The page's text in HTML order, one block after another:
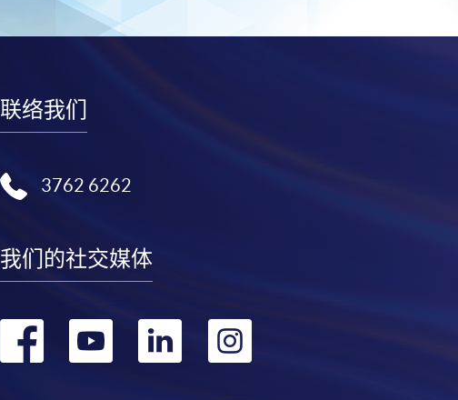
联络我们
3762 6262
我们的社交媒体
转 转 转 转